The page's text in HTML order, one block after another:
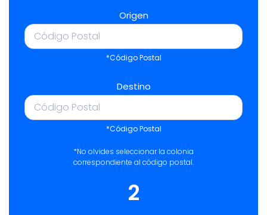
Origen
*Código Postal
Destino
*Código Postal
*No olvides seleccionar la colonia
correspondiente al código postal.
2